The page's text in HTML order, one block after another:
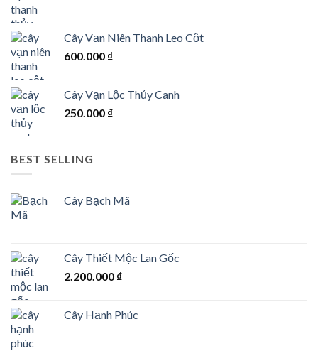
Cây Vạn Niên Thanh Leo Cột
600.000 ₫
Cây Vạn Lộc Thủy Canh
250.000 ₫
BEST SELLING
Cây Bạch Mã
Cây Thiết Mộc Lan Gốc
2.200.000 ₫
Cây Hạnh Phúc